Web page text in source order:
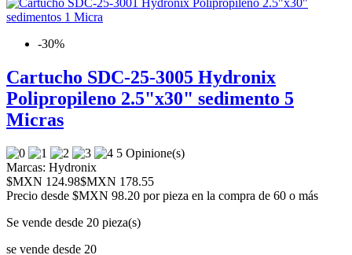
-30%
Cartucho SDC-25-3005 Hydronix
Polipropileno 2.5"x30" sedimento 5
Micras
5 Opinione(s)
Marcas: Hydronix
$MXN 124.98$MXN 178.55
Precio desde $MXN 98.20 por pieza en la compra de 60 o más
Se vende desde 20 pieza(s)
se vende desde 20